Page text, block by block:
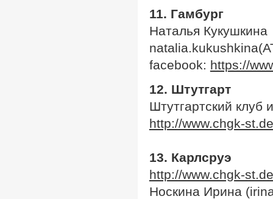
11. Гамбург
Наталья Кукушкина
facebook: https://
12. Штутгарт
Штутгартский клуб
http://www.chgk-st.de
13. Карлсруэ
http://www.chgk-
Носкина Ирина